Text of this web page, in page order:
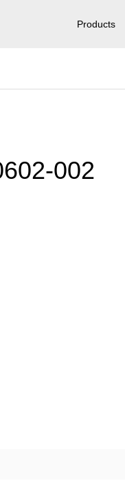
Products
002